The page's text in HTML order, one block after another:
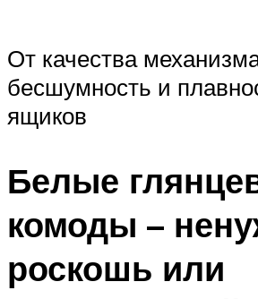
От качества
бесшумность и
ящиков
Белые
комоды –
роскошь или